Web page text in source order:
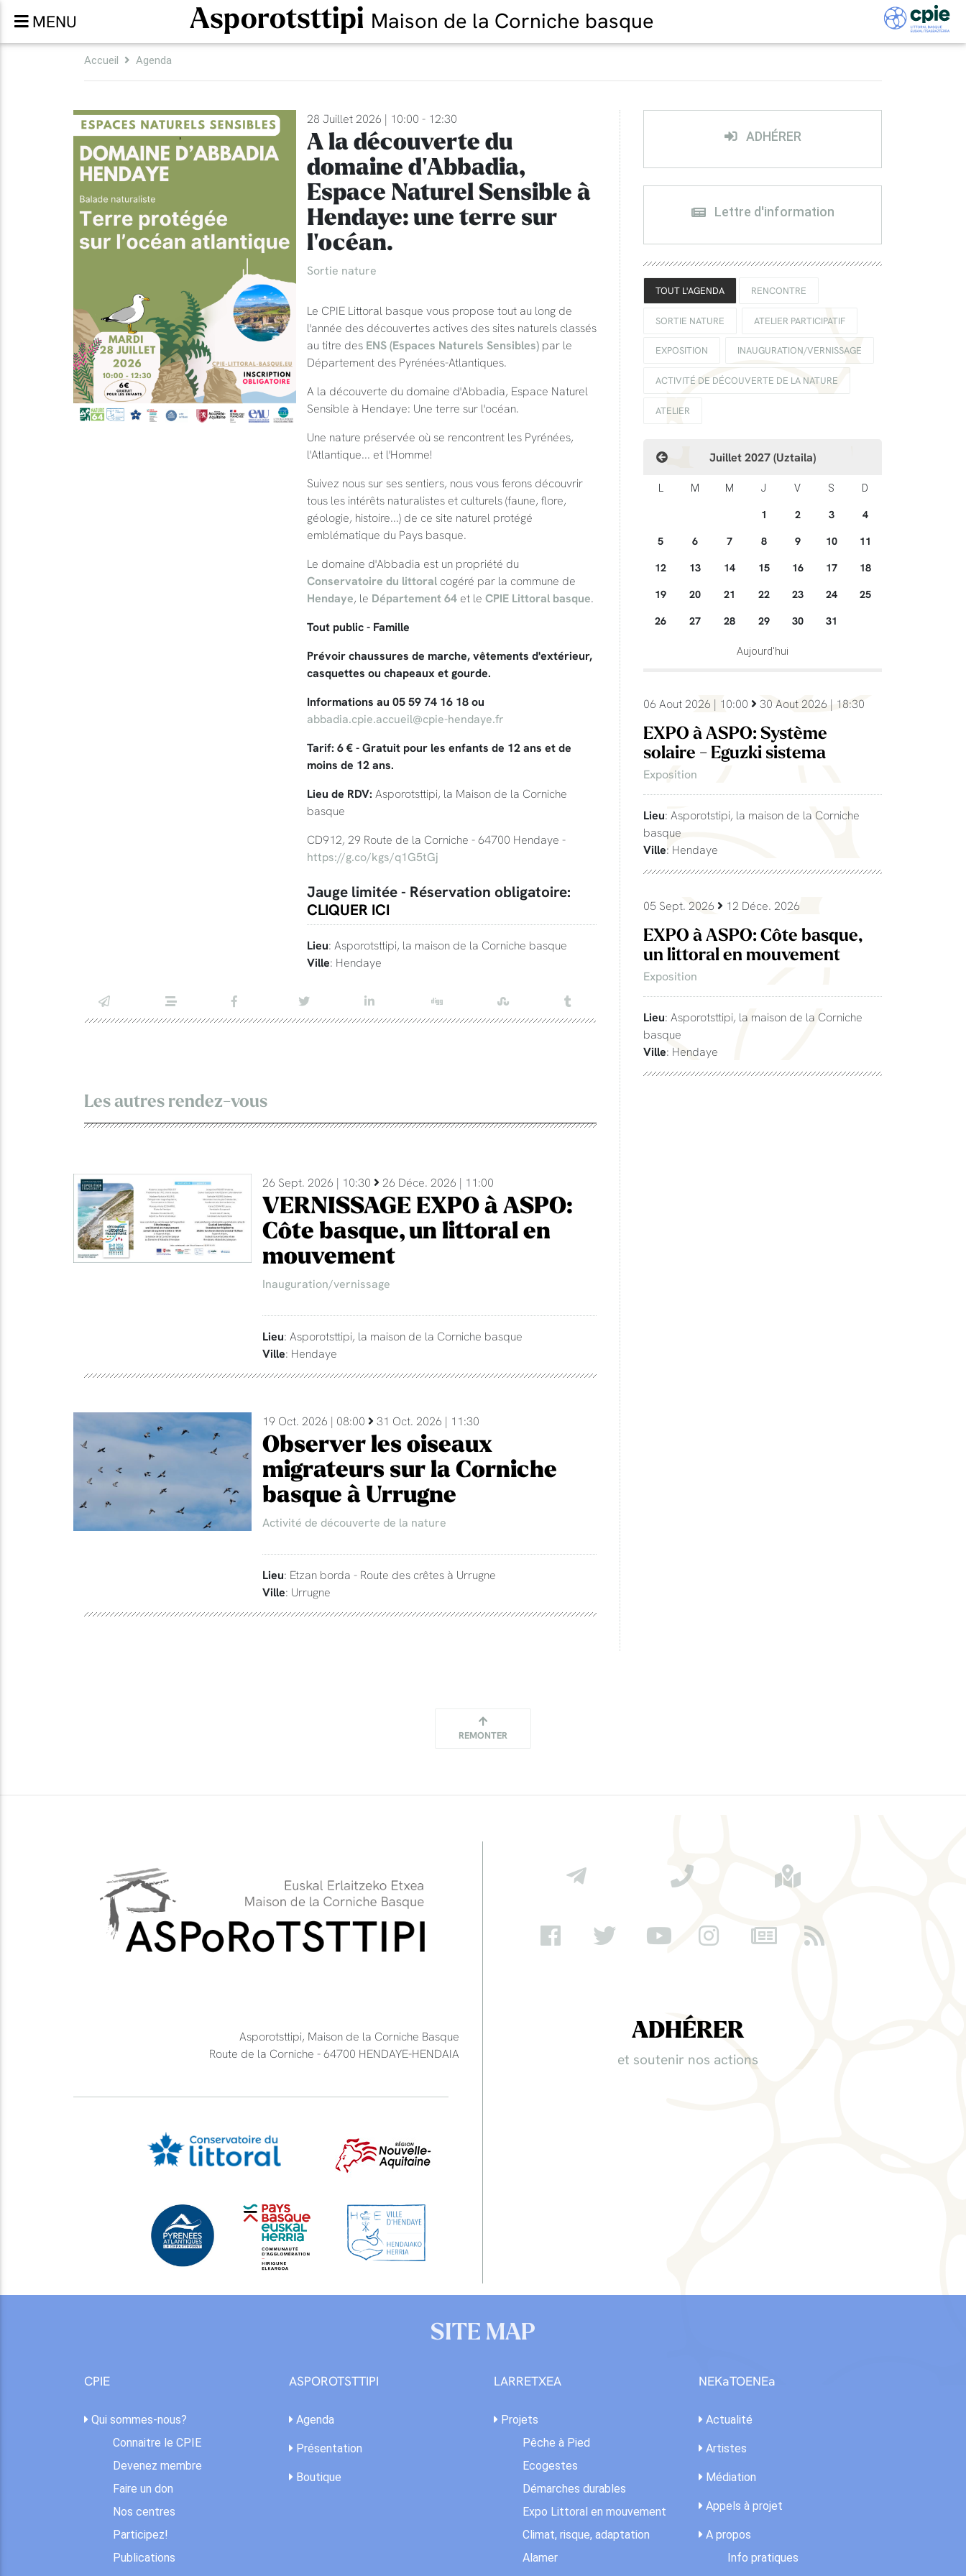
MENU Asporotsttipi Maison de la Corniche basque
Accueil Agenda
28 Juillet 2026 | 10:00 - 12:30
A la découverte du
domaine d'Abbadia,
Espace Naturel Sensible à
Hendaye: une terre sur
l'océan.
Sortie nature
Le CPIE Littoral basque vous propose tout au long de
l'année des découvertes actives des sites naturels classés
au titre des ENS (Espaces Naturels Sensibles)par le
Département des Pyrénées-Atlantiques.
A la découverte du domaine d'Abbadia, Espace Naturel
Sensible à Hendaye: Une terre sur l'océan.
Une nature préservée où se rencontrent les Pyrénées,
l'Atlantique... et l'Homme!
Suivez nous sur ses sentiers, nous vous ferons découvrir
tous les intérêts naturalistes et culturels (faune, flore,
géologie, histoire...) de ce site naturel protégé
emblématique du Pays basque.
Le domaine d'Abbadia est un propriété du
Conservatoire du littoralcogéré par la commune de
Hendaye, le Département 64et le CPIE Littoral basque.
Tout public - Famille
Prévoir chaussures de marche, vêtements d'extérieur,
casquettes ou chapeaux et gourde.
Informations au 05 59 74 16 18 ou
abbadia.cpie.accueil@cpie-hendaye.fr
Tarif: 6 € - Gratuit pour les enfants de 12 ans et de
moins de 12 ans.
Lieu de RDV: Asporotsttipi, la Maison de la Corniche
basque
CD912, 29 Route de la Corniche - 64700 Hendaye -
https://g.co/kgs/q1G5tGj
Jauge limitée - Réservation obligatoire:
CLIQUER ICI
Lieu: Asporotsttipi, la maison de la Corniche basque
Ville: Hendaye
Les autres rendez-vous
26 Sept. 2026 | 10:30 26 Déce. 2026 | 11:00
VERNISSAGE EXPO à ASPO:
Côte basque, un littoral en
mouvement
Inauguration/vernissage
Lieu: Asporotsttipi, la maison de la Corniche basque
Ville: Hendaye
19 Oct. 2026 | 08:00 31 Oct. 2026 | 11:30
Observer les oiseaux
migrateurs sur la Corniche
basque à Urrugne
Activité de découverte de la nature
Lieu: Etzan borda - Route des crêtes à Urrugne
Ville: Urrugne
ADHÉRER
Lettre d'information
TOUT L'AGENDA RENCONTRE
SORTIE NATURE ATELIER PARTICIPATIF
EXPOSITION INAUGURATION/VERNISSAGE
ACTIVITÉ DE DÉCOUVERTE DE LA NATURE
ATELIER
Juillet 2027 (Uztaila)
L M M J V S D
1 2 3 4
5 6 7 8 9 10 11
12 13 14 15 16 17 18
19 20 21 22 23 24 25
26 27 28 29 30 31
Aujourd'hui
06 Aout 2026 | 10:00 30 Aout 2026 | 18:30
EXPO à ASPO: Système
solaire - Eguzki sistema
Exposition
Lieu: Asporotstipi, la maison de la Corniche
basque
Ville: Hendaye
05 Sept. 2026 12 Déce. 2026
EXPO à ASPO: Côte basque,
un littoral en mouvement
Exposition
Lieu: Asporotsttipi, la maison de la Corniche
basque
Ville: Hendaye
REMONTER
Asporotsttipi, Maison de la Corniche Basque
Route de la Corniche - 64700 HENDAYE-HENDAIA
ADHÉRER
et soutenir nos actions
SITE MAP
CPIE
Qui sommes-nous?
Connaitre le CPIE
Devenez membre
Faire un don
Nos centres
Participez!
Publications
ASPOROTSTTIPI
Agenda
Présentation
Boutique
LARRETXEA
Projets
Pêche à Pied
Ecogestes
Démarches durables
Expo Littoral en mouvement
Climat, risque, adaptation
Alamer
NEKaTOENEa
Actualité
Artistes
Médiation
Appels à projet
A propos
Info pratiques